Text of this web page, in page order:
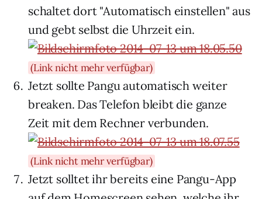
schaltet dort "Automatisch einstellen" aus
und gebt selbst die Uhrzeit ein.
(Link nicht mehr verfügbar)
Jetzt sollte Pangu automatisch weiter
breaken. Das Telefon bleibt die ganze
Zeit mit dem Rechner verbunden.
(Link nicht mehr verfügbar)
Jetzt solltet ihr bereits eine Pangu-App